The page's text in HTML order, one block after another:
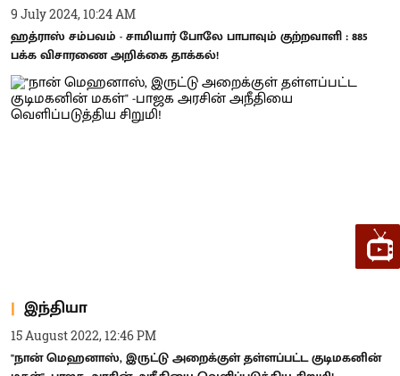
9 July 2024, 10:24 AM
ஹத்ராஸ் சம்பவம் - சாமியார் போலே பாபாவும் குற்றவாளி : 885
பக்க விசாரணை அறிக்கை தாக்கல்!
இந்தியா
15 August 2022, 12:46 PM
"நான் மெஹனாஸ், இருட்டு அறைக்குள் தள்ளப்பட்ட குடிமகனின்